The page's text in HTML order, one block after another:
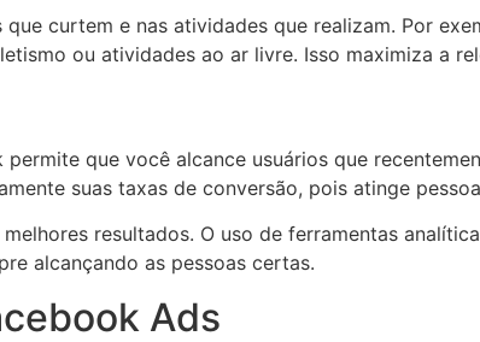
curtem e nas atividades que realizam. Por
ou atividades ao ar livre. Isso maximiza a
que você alcance usuários que
suas taxas de conversão, pois atinge
resultados. O uso de ferramentas
alcançando as pessoas certas.
Ads